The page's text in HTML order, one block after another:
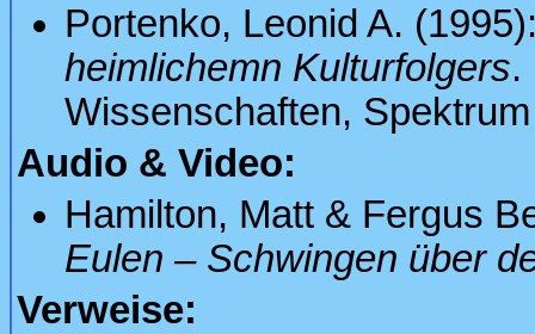
Portenko, Leonid A.
heimlichemn Kulturfolgers.
Wissenschaften,
Audio & Video:
Hamilton, Matt & Fergus
Eulen – Schwingen über
Verweise: